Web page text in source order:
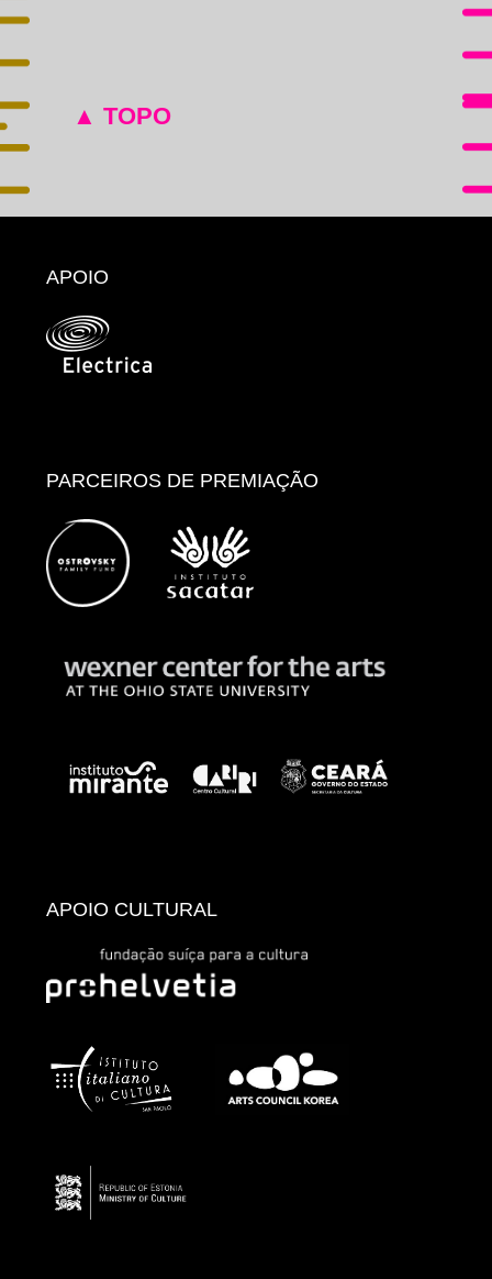
▲ TOPO
APOIO
PARCEIROS DE PREMIAÇÃO
APOIO CULTURAL